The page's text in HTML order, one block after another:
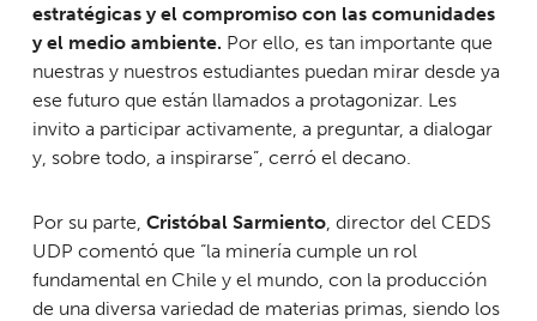
estratégicas y el compromiso con las comunidades
y el medio ambiente. Por ello, es tan importante que
nuestras y nuestros estudiantes puedan mirar desde ya
ese futuro que están llamados a protagonizar. Les
invito a participar activamente, a preguntar, a dialogar
y, sobre todo, a inspirarse”, cerró el decano.
Por su parte, Cristóbal Sarmiento, director del CEDS
UDP comentó que “la minería cumple un rol
fundamental en Chile y el mundo, con la producción
de una diversa variedad de materias primas, siendo los